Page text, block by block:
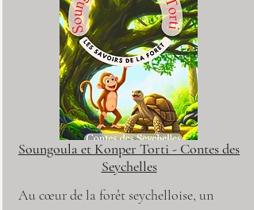
Soungoula et Konper Torti - Contes des
Seychelles
Au cœur de la forêt seychelloise, un